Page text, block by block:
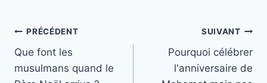
Navigation
de
PRÉCÉDENT
Que font les
musulmans quand le
SUIVANT
Pourquoi célébrer
l'anniversaire de